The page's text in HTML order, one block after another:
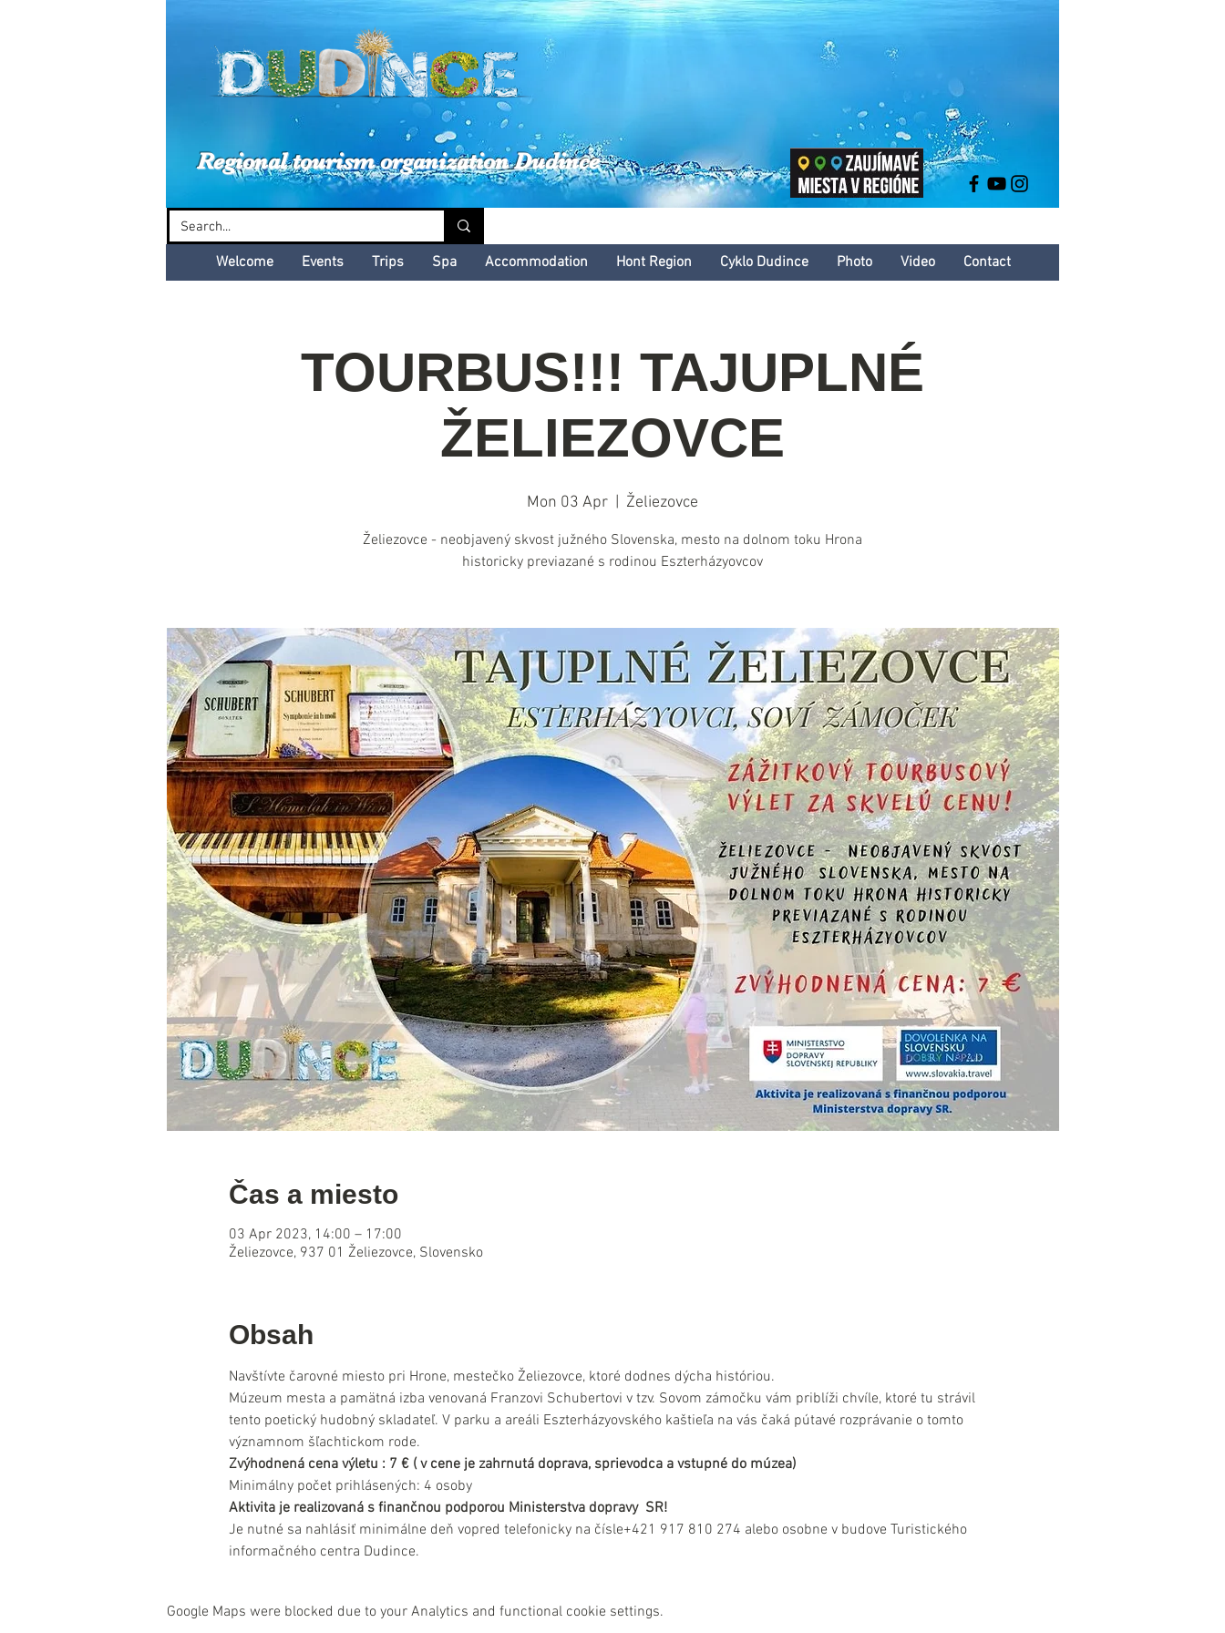
Dudinské kultúrne leto
Regional tourism organization Dudince
Welcome Events Trips Spa Accommodation Hont Region Cyklo Dudince Photo Video Contact
TOURBUS!!! TAJUPLNÉ
ŽELIEZOVCE
Mon 03 Apr Želiezovce
Želiezovce - neobjavený skvost južného Slovenska, mesto na dolnom toku Hrona
historicky previazané s rodinou Eszterházyovcov
Čas a miesto
03 Apr 2023, 14:00 – 17:00
Želiezovce, 937 01 Želiezovce, Slovensko
Obsah
Navštívte čarovné miesto pri Hrone, mestečko Želiezovce, ktoré dodnes dýcha históriou.
Múzeum mesta a pamätná izba venovaná Franzovi Schubertovi v tzv. Sovom zámočku vám priblíži chvíle, ktoré tu strávil
tento poetický hudobný skladateľ. V parku a areáli Eszterházyovského kaštieľa na vás čaká pútavé rozprávanie o tomto
významnom šľachtickom rode.
Zvýhodnená cena výletu : 7 € ( v cene je zahrnutá doprava, sprievodca a vstupné do múzea)
Minimálny počet prihlásených: 4 osoby
Aktivita je realizovaná s finančnou podporou Ministerstva dopravy  SR!
Je nutné sa nahlásiť minimálne deň vopred telefonicky na čísle+421 917 810 274 alebo osobne v budove Turistického
informačného centra Dudince.
Google Maps were blocked due to your Analytics and functional cookie settings.